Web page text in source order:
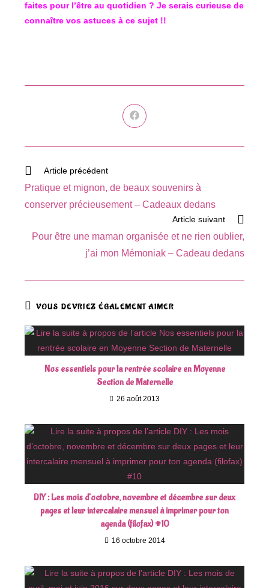
faites pour l’être au quotidien ? Je serais curieuse de
connaître vos astuces à ce sujet !!
Ouvrir
dans
autre
Read
articles
Article précédent
Pratique et mignon, de beaux souvenirs à
conserver précieusement – Cadeaux dedans
Article suivant
Pour être une maman organisée et ne rien oublier,
j’ai mon Mémoniak – Cadeau dedans
VOUS DEVRIEZ ÉGALEMENT AIMER
Nos essentiels pour la rentrée scolaire en Moyenne
Section de Maternelle
26 août 2013
DIY : Les mois d’octobre, novembre et décembre sur deux
pages et leur intercalaire mensuel à imprimer pour ton
agenda (filofax) #10
16 octobre 2014